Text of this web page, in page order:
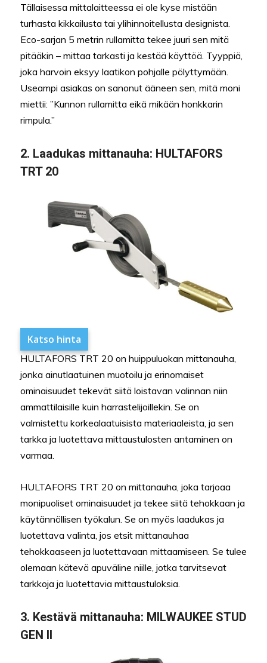
Tällaisessa mittalaitteessa ei ole kyse mistään
turhasta kikkailusta tai ylihinnoitellusta designista.
Eco-sarjan 5 metrin rullamitta tekee juuri sen mitä
pitääkin – mittaa tarkasti ja kestää käyttöä. Tyyppiä,
joka harvoin eksyy laatikon pohjalle pölyttymään.
Useampi asiakas on sanonut ääneen sen, mitä moni
miettii: ”Kunnon rullamitta eikä mikään honkkarin
rimpula.”
2. Laadukas mittanauha: HULTAFORS
TRT 20
Katso hinta
HULTAFORS TRT 20 on huippuluokan mittanauha,
jonka ainutlaatuinen muotoilu ja erinomaiset
ominaisuudet tekevät siitä loistavan valinnan niin
ammattilaisille kuin harrastelijoillekin. Se on
valmistettu korkealaatuisista materiaaleista, ja sen
tarkka ja luotettava mittaustulosten antaminen on
varmaa.
HULTAFORS TRT 20 on mittanauha, joka tarjoaa
monipuoliset ominaisuudet ja tekee siitä tehokkaan ja
käytännöllisen työkalun. Se on myös laadukas ja
luotettava valinta, jos etsit mittanauhaa
tehokkaaseen ja luotettavaan mittaamiseen. Se tulee
olemaan kätevä apuväline niille, jotka tarvitsevat
tarkkoja ja luotettavia mittaustuloksia.
3. Kestävä mittanauha: MILWAUKEE STUD
GEN ll